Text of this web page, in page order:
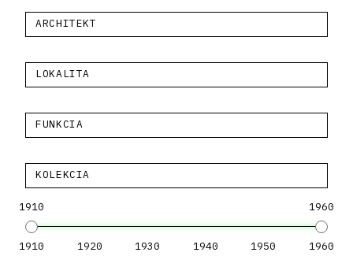
ARCHITEKT
LOKALITA
FUNKCIA
KOLEKCIA
1910 1960
1910 1920 1930 1940 1950 1960